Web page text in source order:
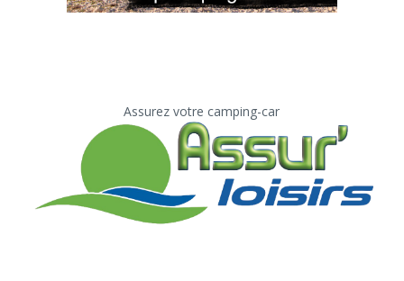
Assurez votre camping-car